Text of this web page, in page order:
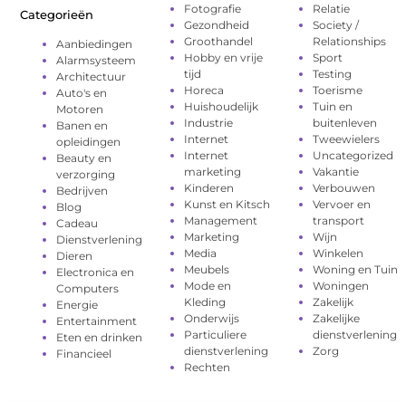
Categorieën
Aanbiedingen
Alarmsysteem
Architectuur
Auto's en
Motoren
Banen en
opleidingen
Beauty en
verzorging
Bedrijven
Blog
Cadeau
Dienstverlening
Dieren
Electronica en
Computers
Energie
Entertainment
Eten en drinken
Financieel
Fotografie
Gezondheid
Groothandel
Hobby en vrije
tijd
Horeca
Huishoudelijk
Industrie
Internet
Internet
marketing
Kinderen
Kunst en Kitsch
Management
Marketing
Media
Meubels
Mode en
Kleding
Onderwijs
Particuliere
dienstverlening
Rechten
Relatie
Society /
Relationships
Sport
Testing
Toerisme
Tuin en
buitenleven
Tweewielers
Uncategorized
Vakantie
Verbouwen
Vervoer en
transport
Wijn
Winkelen
Woning en Tuin
Woningen
Zakelijk
Zakelijke
dienstverlening
Zorg